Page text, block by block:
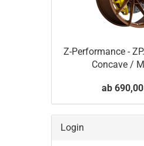
Z-​Performance -
Con­ca­ve /
ab
Login